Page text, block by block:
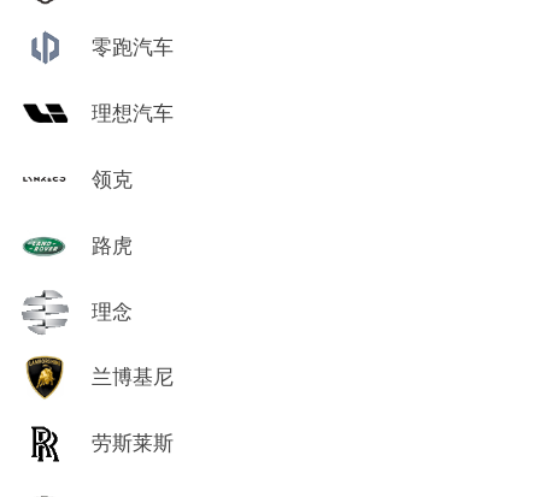
零跑汽车
理想汽车
领克
路虎
理念
兰博基尼
劳斯莱斯